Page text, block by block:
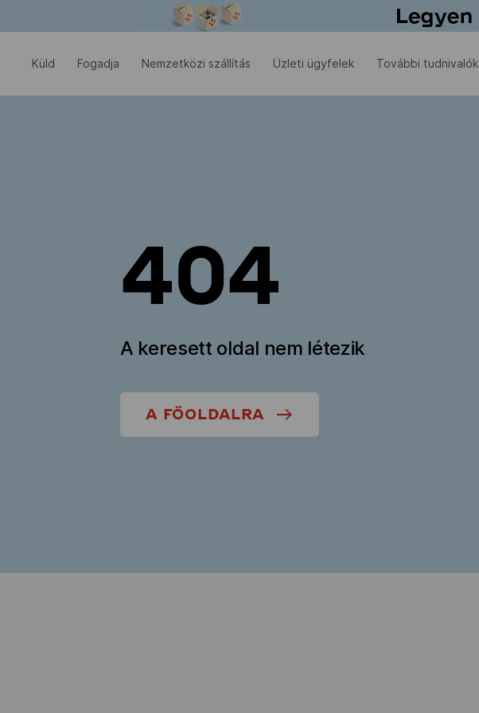
Küld Fogadja Nemzetközi szállítás Üzleti ügyfelek További tudnivalók
404
A keresett oldal nem létezik
A FŐOLDALRA